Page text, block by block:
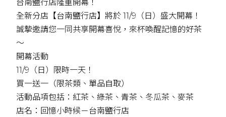
台南鹽行店隆重開幕！
全新分店【台南鹽行店】將於 11/9（日）盛大開幕！
誠摯邀請您一同共享開幕喜悅，來杯喚醒記憶的好茶
～
開幕活動
11/9（日）限時一天！
買一送一（限茶類、單品自取）
活動品項包括：紅茶、綠茶、青茶、冬瓜茶、麥茶
店名：回憶小時候－台南鹽行店